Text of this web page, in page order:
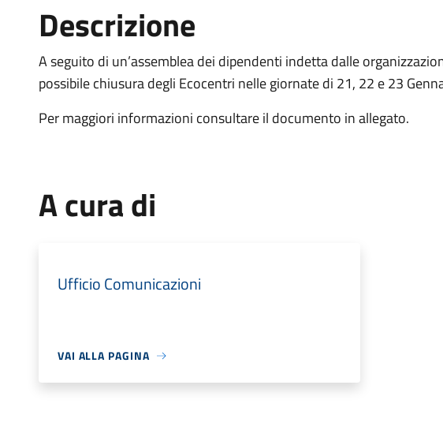
Descrizione
A seguito di un’assemblea dei dipendenti indetta dalle
possibile chiusura degli Ecocentri nelle giornate di 21, 22 e 23
Per maggiori informazioni consultare il documento in allegato.
A cura di
Ufficio Comunicazioni
VAI ALLA PAGINA